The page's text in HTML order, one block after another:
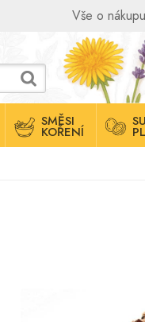
Vše o nákupu
SMĚSI
KOŘENÍ